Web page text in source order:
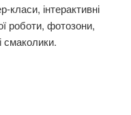
класи, інтерактивні
роботи, фотозони,
смаколики.